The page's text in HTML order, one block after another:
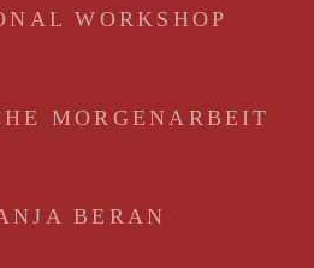
WORKSHOP
MORGENARBEIT
BERAN